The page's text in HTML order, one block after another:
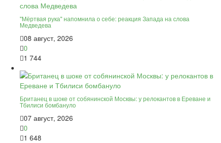
"Мёртвая рука" напомнила о себе: реакция Запада на слова
Медведева
08 август, 2026
0
1 744
Британец в шоке от собянинской Москвы: у релокантов в Ереване и
Тбилиси бомбануло
07 август, 2026
0
1 648